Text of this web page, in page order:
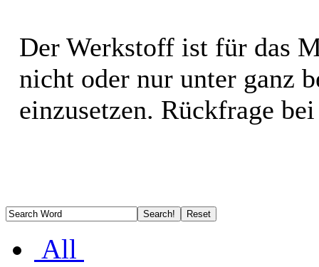
Der Werkstoff ist für das
nicht oder nur unter ganz
einzusetzen. Rückfrage
All